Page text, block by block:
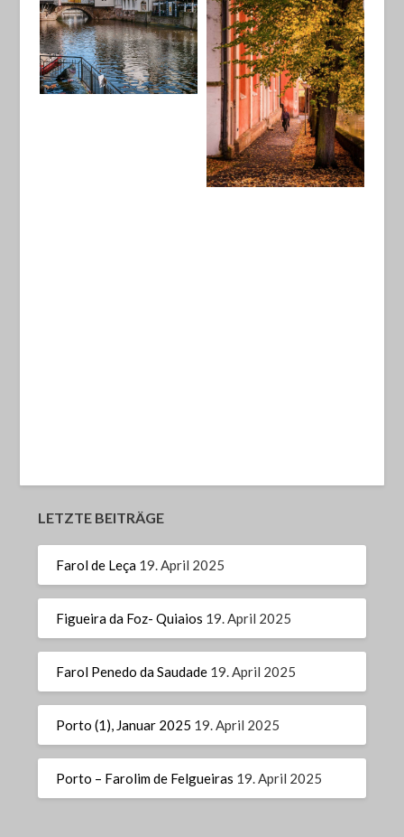
LETZTE BEITRÄGE
Farol de Leça 19. April 2025
Figueira da Foz- Quiaios 19. April 2025
Farol Penedo da Saudade 19. April 2025
Porto (1), Januar 2025 19. April 2025
Porto – Farolim de Felgueiras 19. April 2025